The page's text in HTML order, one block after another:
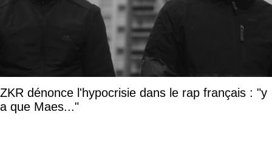
ZKR dénonce l'hypocrisie dans le rap français : "y
a que Maes..."